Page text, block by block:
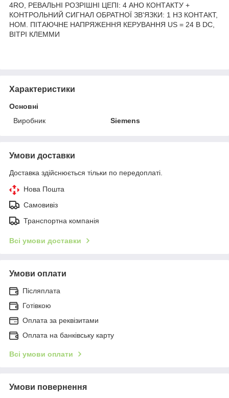
4RO, РЕВАЛЬНІ РОЗРІШНІ ЦЕПІ: 4 АНО КОНТАКТУ +
КОНТРОЛЬНИЙ СИГНАЛ ОБРАТНОЇ ЗВ'ЯЗКИ: 1 НЗ КОНТАКТ,
НОМ. ПІТАЮЧНЕ НАПРЯЖЕННЯ КЕРУВАННЯ US = 24 В DC,
ВІТРІ КЛЕММИ
Характеристики
Основні
Виробник
Siemens
Умови доставки
Доставка здійснюється тільки по передоплаті.
Нова Пошта
Самовивіз
Транспортна компанія
Всі умови доставки
Умови оплати
Післяплата
Готівкою
Оплата за реквізитами
Оплата на банківську карту
Всі умови оплати
Умови повернення